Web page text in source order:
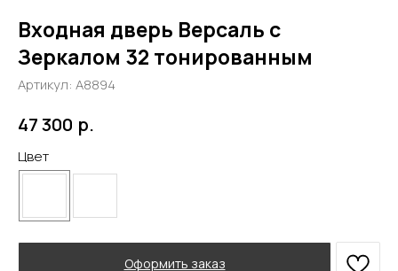
Входная дверь Версаль с
Зеркалом 32 тонированным
Артикул: А8894
47 300 р.
Цвет
Оформить заказ